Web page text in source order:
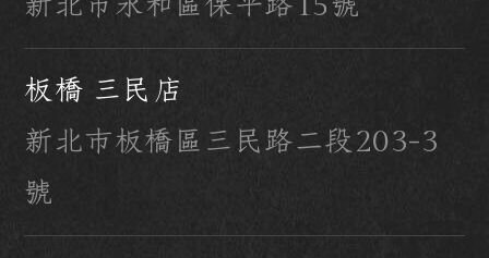
板橋 三民店
新北市板橋區三民路二段203-3
號